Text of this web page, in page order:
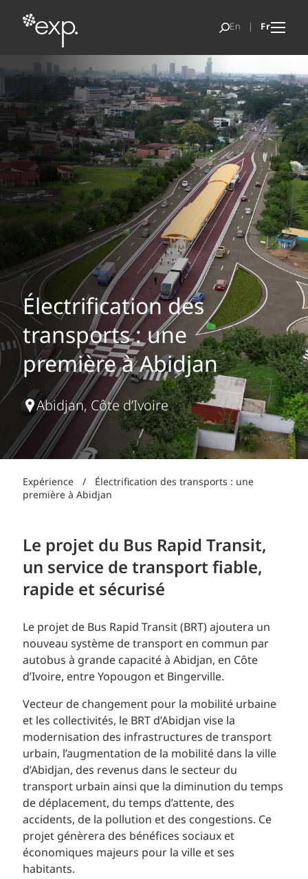
Électrification des
transports : une
première à Abidjan
Abidjan, Côte d’Ivoire
Expérience /
Électrification des transports : une
première à Abidjan
Le projet du Bus Rapid Transit,
un service de transport fiable,
rapide et sécurisé
Le projet de Bus Rapid Transit (BRT) ajoutera un
nouveau système de transport en commun par
autobus à grande capacité à Abidjan, en Côte
d’Ivoire, entre Yopougon et Bingerville.
Vecteur de changement pour la mobilité urbaine
et les collectivités, le BRT d’Abidjan vise la
modernisation des infrastructures de transport
urbain, l’augmentation de la mobilité dans la ville
d’Abidjan, des revenus dans le secteur du
transport urbain ainsi que la diminution du temps
de déplacement, du temps d’attente, des
accidents, de la pollution et des congestions. Ce
projet génèrera des bénéfices sociaux et
économiques majeurs pour la ville et ses
habitants.